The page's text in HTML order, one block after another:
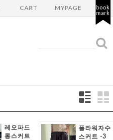
CART MYPAGE
book
mark
레오파드
롱스커트
플라워자수
스커트 -3